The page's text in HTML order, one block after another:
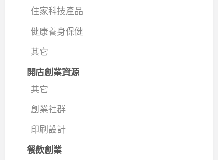
住家科技產品
健康養身保健
其它
開店創業資源
其它
創業社群
印刷設計
餐飲創業